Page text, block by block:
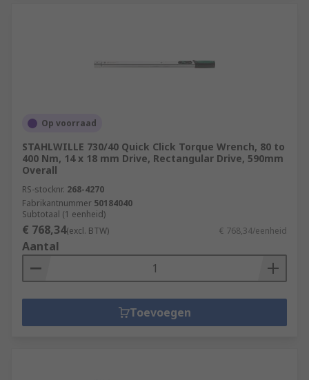
Op voorraad
STAHLWILLE 730/40 Quick Click Torque Wrench, 80 to
400 Nm, 14 x 18 mm Drive, Rectangular Drive, 590mm
Overall
RS-stocknr. 268-4270
Fabrikantnummer 50184040
Subtotaal (1 eenheid)
€ 768,34(excl. BTW) € 768,34/eenheid
Aantal
Toevoegen